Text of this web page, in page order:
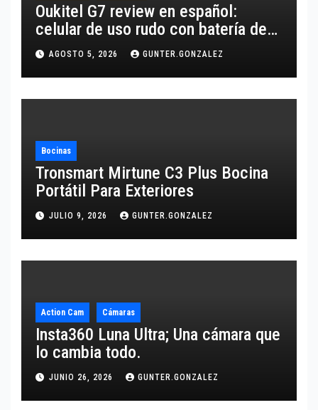
Oukitel G7 review en español:
celular de uso rudo con batería de
10,600 mAh
AGOSTO 5, 2026 GUNTER.GONZALEZ
Bocinas
Tronsmart Mirtune C3 Plus Bocina
Portátil Para Exteriores
JULIO 9, 2026 GUNTER.GONZALEZ
Action Cam Cámaras
Insta360 Luna Ultra; Una cámara que
lo cambia todo.
JUNIO 26, 2026 GUNTER.GONZALEZ